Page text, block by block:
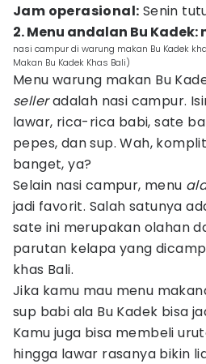
Jam operasional: Senin
2. Menu andalan Bu Kadek:
nasi campur di warung makan Bu Kadek
Makan Bu Kadek Khas Bali)
Menu warung makan Bu
selleradalah nasi campur.
lawar, rica-rica babi, sate
pepes, dan sup. Wah,
banget, ya?
Selain nasi campur, menu
jadi favorit. Salah satunya
sate ini merupakan olahan
parutan kelapa yang
khas Bali.
Jika kamu mau menu
sup babi ala Bu Kadek bisa
Kamu juga bisa membeli
hingga lawar rasanya bikin